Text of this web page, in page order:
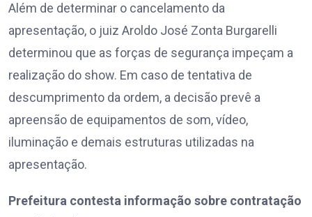
Além de determinar o cancelamento da
apresentação, o juiz Aroldo José Zonta Burgarelli
determinou que as forças de segurança impeçam a
realização do show. Em caso de tentativa de
descumprimento da ordem, a decisão prevê a
apreensão de equipamentos de som, vídeo,
iluminação e demais estruturas utilizadas na
apresentação.
Prefeitura contesta informação sobre contratação